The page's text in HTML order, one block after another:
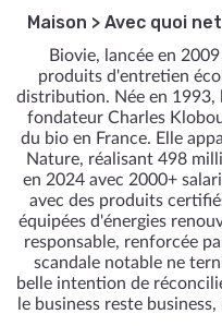
Maison > Avec quoi
Biovie, lancée en
produits d'entretien
distribution. Née en 1993,
fondateur Charles
du bio en France. Elle
Nature, réalisant 498
en 2024 avec 2000+
avec des produits
équipées d'énergies
responsable, renforcée
scandale notable ne
belle intention de
le business reste